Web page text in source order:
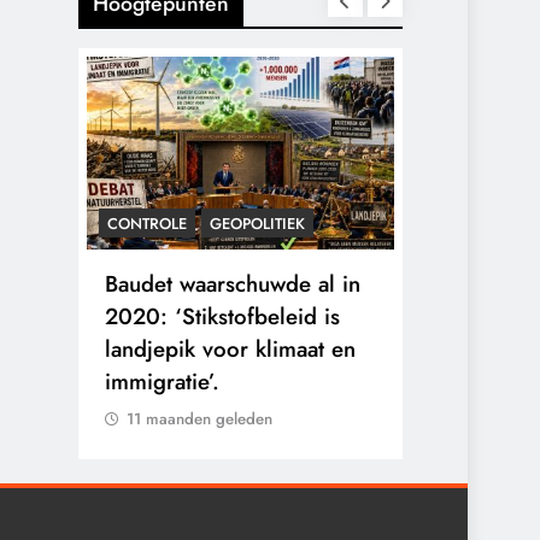
CONTROLE GEOPOLITIEK
Baudet waarschuwde al in
2020: ‘Stikstofbeleid is
landjepik voor klimaat en
immigratie’.
11 maanden geleden